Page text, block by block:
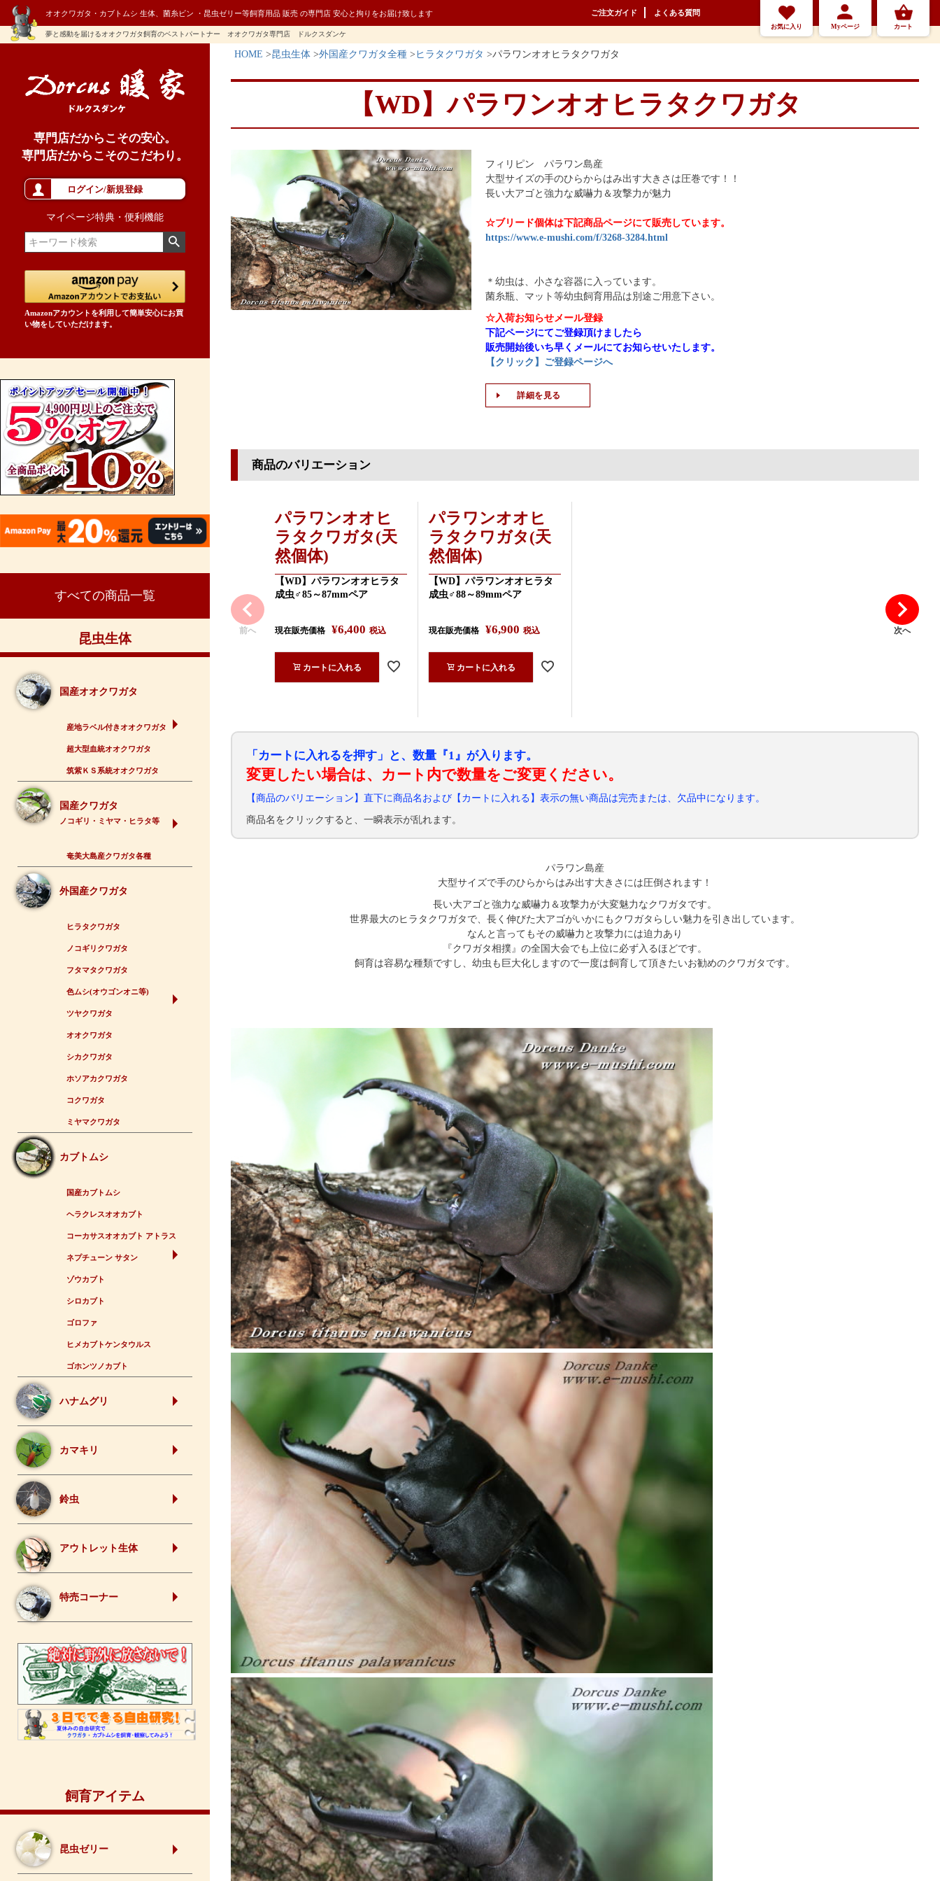
オオクワガタ・カブトムシ 生体、菌糸ビン ・昆虫ゼリー等飼育用品 販売 の専門店 安心と拘りをお届け致します ご注文ガイド よくある質問
夢と感動を届けるオオクワガタ飼育のベストパートナー オオクワガタ専門店 ドルクスダンケ
お気に入り Myページ カート
専門店だからこその安心。
専門店だからこそのこだわり。
ログイン/新規登録
マイページ特典・便利機能
Amazonアカウントを利用して簡単安心にお買
い物をしていただけます。
すべての商品一覧
昆虫生体
国産オオクワガタ
産地ラベル付きオオクワガタ
超大型血統オオクワガタ
筑紫ＫＳ系統オオクワガタ
国産クワガタ
ノコギリ・ミヤマ・ヒラタ等
奄美大島産クワガタ各種
外国産クワガタ
ヒラタクワガタ
ノコギリクワガタ
フタマタクワガタ
色ムシ(オウゴンオニ等)
ツヤクワガタ
オオクワガタ
シカクワガタ
ホソアカクワガタ
コクワガタ
ミヤマクワガタ
カブトムシ
国産カブトムシ
ヘラクレスオオカブト
コーカサスオオカブト アトラス
ネプチューン サタン
ゾウカブト
シロカブト
ゴロファ
ヒメカブトケンタウルス
ゴホンツノカブト
ハナムグリ
カマキリ
鈴虫
アウトレット生体
特売コーナー
飼育アイテム
昆虫ゼリー
HOME 昆虫生体 外国産クワガタ全種 ヒラタクワガタ パラワンオオヒラタクワガタ
【WD】パラワンオオヒラタクワガタ
フィリピン パラワン島産
大型サイズの手のひらからはみ出す大きさは圧巻です！！
長い大アゴと強力な威嚇力＆攻撃力が魅力
☆ブリード個体は下記商品ページにて販売しています。
https://www.e-mushi.com/f/3268-3284.html
＊幼虫は、小さな容器に入っています。
菌糸瓶、マット等幼虫飼育用品は別途ご用意下さい。
☆入荷お知らせメール登録
下記ページにてご登録頂けましたら
販売開始後いち早くメールにてお知らせいたします。
【クリック】ご登録ページへ
詳細を見る
商品のバリエーション
前へ
パラワンオオヒ
ラタクワガタ(天
然個体)
【WD】パラワンオオヒラタ
成虫♂85～87mmペア
現在販売価格 ¥6,400 税込
カートに入れる
パラワンオオヒ
ラタクワガタ(天
然個体)
【WD】パラワンオオヒラタ
成虫♂88～89mmペア
現在販売価格 ¥6,900 税込
カートに入れる
次へ
「カートに入れるを押す」と、数量『1』が入ります。
変更したい場合は、カート内で数量をご変更ください。
【商品のバリエーション】直下に商品名および【カートに入れる】表示の無い商品は完売または、欠品中になります。
商品名をクリックすると、一瞬表示が乱れます。
パラワン島産
大型サイズで手のひらからはみ出す大きさには圧倒されます！
長い大アゴと強力な威嚇力＆攻撃力が大変魅力なクワガタです。
世界最大のヒラタクワガタで、長く伸びた大アゴがいかにもクワガタらしい魅力を引き出しています。
なんと言ってもその威嚇力と攻撃力には迫力あり
『クワガタ相撲』の全国大会でも上位に必ず入るほどです。
飼育は容易な種類ですし、幼虫も巨大化しますので一度は飼育して頂きたいお勧めのクワガタです。